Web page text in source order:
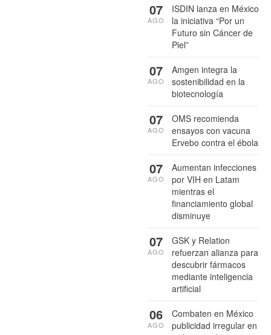
ISDIN lanza en México
la iniciativa “Por un
Futuro sin Cáncer de
Piel”
07
AGO
Amgen integra la
sostenibilidad en la
biotecnología
07
AGO
OMS recomienda
ensayos con vacuna
Ervebo contra el ébola
07
AGO
Aumentan infecciones
por VIH en Latam
mientras el
financiamiento global
disminuye
07
AGO
GSK y Relation
refuerzan alianza para
descubrir fármacos
mediante inteligencia
artificial
07
AGO
Combaten en México
publicidad irregular en
06
AGO